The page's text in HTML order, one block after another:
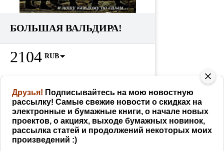
БОЛЬШАЯ ВАЛЬДИРА!
2104 RUB
Партнерам 228 RUB
как заработать
КУПИТЬ
Друзья! Подписывайтесь на мою новостную
рассылку! Самые свежие новости о скидках на
электронные и бумажные книги, о начале новых
проектов, о акциях, выходе бумажных новинок,
рассылка статей и продолжений некоторых моих
произведений :)